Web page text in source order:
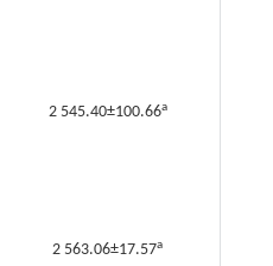
2 545.40±100.66a
2 563.06±17.57a